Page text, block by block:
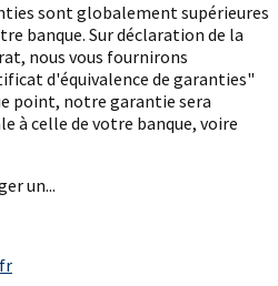
sont globalement supérieures
banque. Sur déclaration de la
nous vous fournirons
d'équivalence de garanties"
point, notre garantie sera
à celle de votre banque, voire
un...